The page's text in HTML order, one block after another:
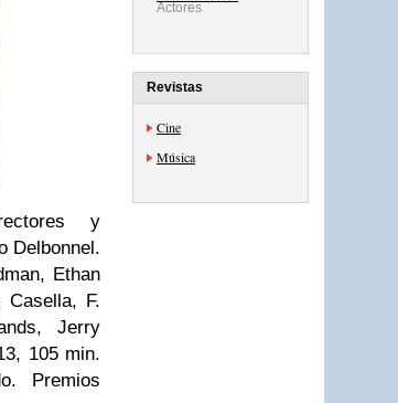
y
Delbonnel.
, Ethan
Casella, F.
,Jerry
105 min.
Premios
Actores
Revistas
Cine
Música